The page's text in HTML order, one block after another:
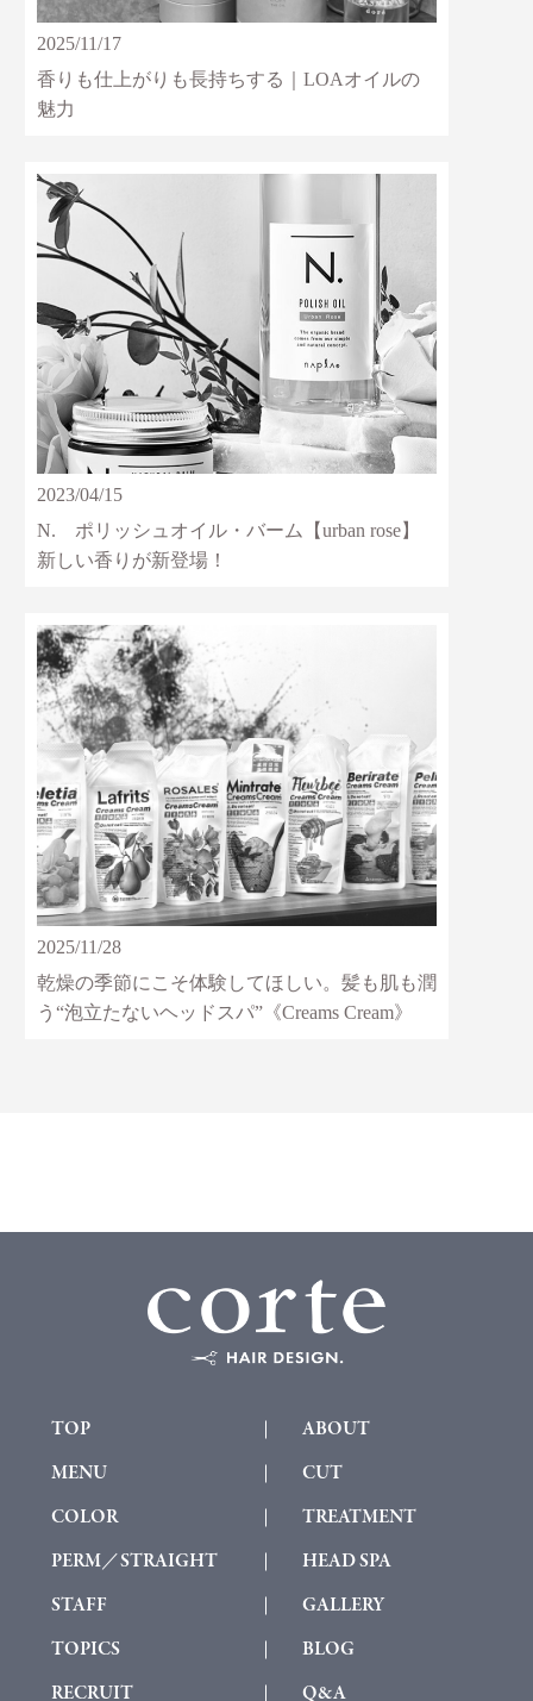
2025/11/17
香りも仕上がりも長持ちする｜LOAオイルの
魅力
2023/04/15
N. ポリッシュオイル・バーム【urban rose】
新しい香りが新登場！
2025/11/28
乾燥の季節にこそ体験してほしい。髪も肌も潤
う“泡立たないヘッドスパ”《Creams Cream》
TOP ABOUT
MENU CUT
COLOR TREATMENT
PERM／STRAIGHT HEAD SPA
STAFF GALLERY
TOPICS BLOG
RECRUIT Q&A